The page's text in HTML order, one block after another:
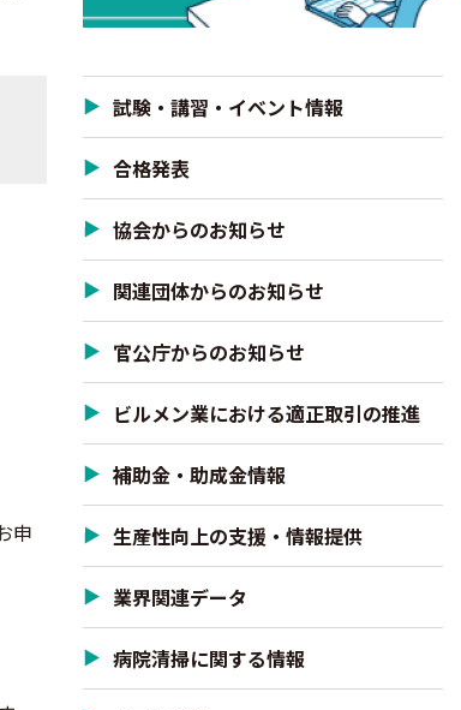
申
試験・講習・イベント情報
合格発表
協会からのお知らせ
関連団体からのお知らせ
官公庁からのお知らせ
ビルメン業における適正取引の推進
補助金・助成金情報
生産性向上の支援・情報提供
業界関連データ
病院清掃に関する情報